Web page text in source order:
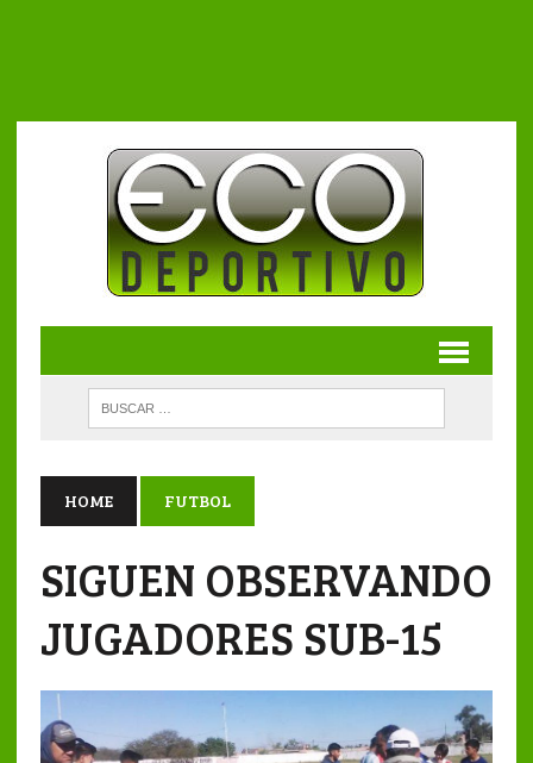
HOME FUTBOL
SIGUEN OBSERVANDO
JUGADORES SUB-15